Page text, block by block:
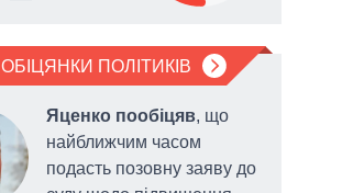
ОБІЦЯНКИ ПОЛІТИКІВ
Яценко пообіцяв, що
найближчим часом
подасть позовну заяву до